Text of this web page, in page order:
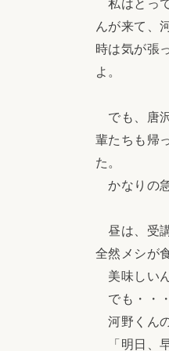
私はとっ
んが来て、
時は気が張
よ。
でも、唐
輩たちも帰
た。
かなりの
昼は、受
全然メシが
美味しい
でも・・
河野くん
「明日、